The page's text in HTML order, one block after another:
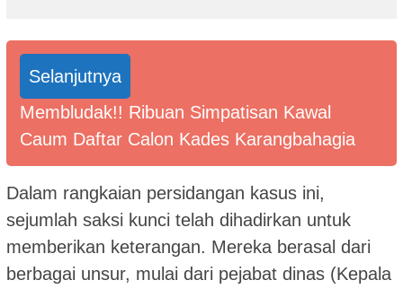
Selanjutnya
Membludak!! Ribuan Simpatisan Kawal
Caum Daftar Calon Kades Karangbahagia
Dalam rangkaian persidangan kasus ini,
sejumlah saksi kunci telah dihadirkan untuk
memberikan keterangan. Mereka berasal dari
berbagai unsur, mulai dari pejabat dinas (Kepala